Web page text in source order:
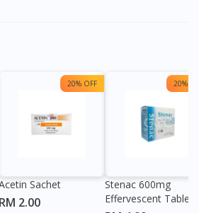
20% OFF
Sachet
RM 2.00
20%
Stenac 600mg
Effervescent Tablet